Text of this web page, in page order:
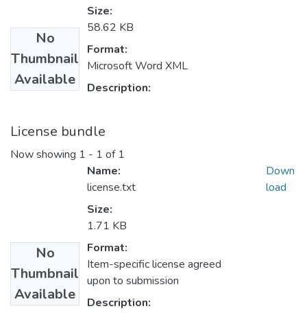
No
Thumbnail
Available
Size:
58.62 KB
Format:
Microsoft Word XML
Description:
License bundle
Now showing 1 - 1 of 1
No
Thumbnail
Available
Name:
license.txt
Size:
1.71 KB
Format:
Item-specific license agreed
upon to submission
Description:
Down
load